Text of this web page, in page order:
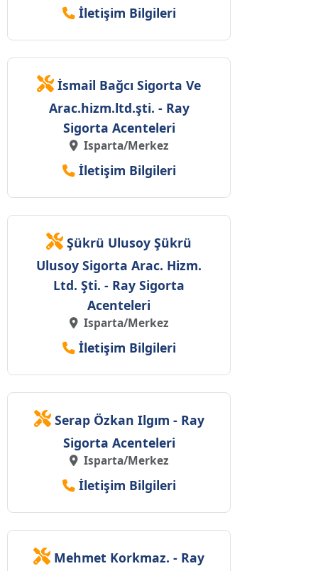
İletişim Bilgileri
İsmail Bağcı Sigorta Ve
Arac.hizm.ltd.şti. - Ray
Sigorta Acenteleri
Isparta/Merkez
İletişim Bilgileri
Şükrü Ulusoy Şükrü
Ulusoy Sigorta Arac. Hizm.
Ltd. Şti. - Ray Sigorta
Acenteleri
Isparta/Merkez
İletişim Bilgileri
Serap Özkan Ilgım - Ray
Sigorta Acenteleri
Isparta/Merkez
İletişim Bilgileri
Mehmet Korkmaz. - Ray